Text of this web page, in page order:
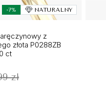
-7% NATURALNY
z
złota P0288ZB
ct
zł